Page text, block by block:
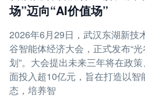
场”迈向“AI价值场”
2026年6月29日，武汉东湖新技
谷智能体经济大会，正式发布“
划”。大会提出未来三年将在政
面投入超10亿元，旨在打造以智
态，培养智